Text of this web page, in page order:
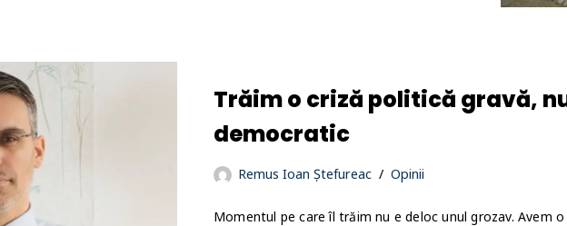
Trăim o criză politică gravă,
democratic
Remus Ioan Ștefureac Opinii
Momentul pe care îl trăim nu e deloc unul grozav. Avem